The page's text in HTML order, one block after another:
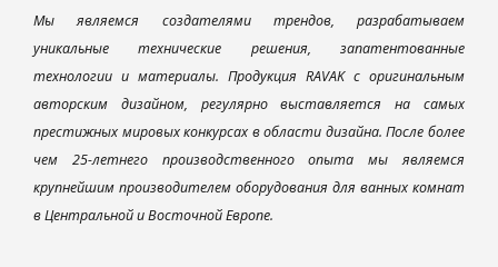
Мы являемся создателями трендов, разрабатываем
уникальные технические решения, запатентованные
технологии и материалы. Продукция RAVAK с оригинальным
авторским дизайном, регулярно выставляется на самых
престижных мировых конкурсах в области дизайна. После более
чем 25-летнего производственного опыта мы являемся
крупнейшим производителем оборудования для ванных комнат
в Центральной и Восточной Европе.